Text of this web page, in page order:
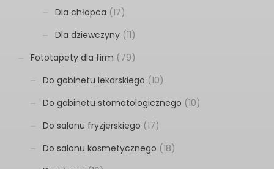
Dla chłopca (17)
Dla dziewczyny (11)
Fototapety dla firm (79)
Do gabinetu lekarskiego (10)
Do gabinetu stomatologicznego (10)
Do salonu fryzjerskiego (17)
Do salonu kosmetycznego (18)